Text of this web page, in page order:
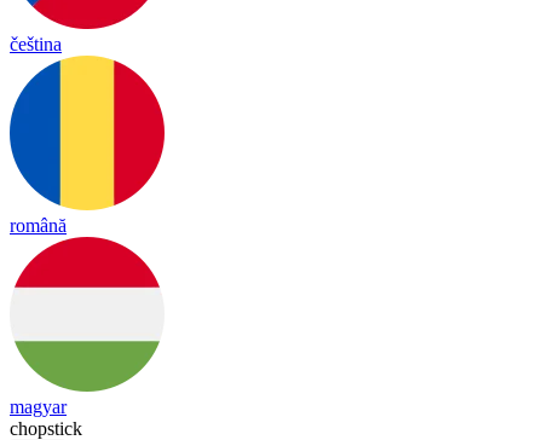
čeština
română
magyar
chopstick